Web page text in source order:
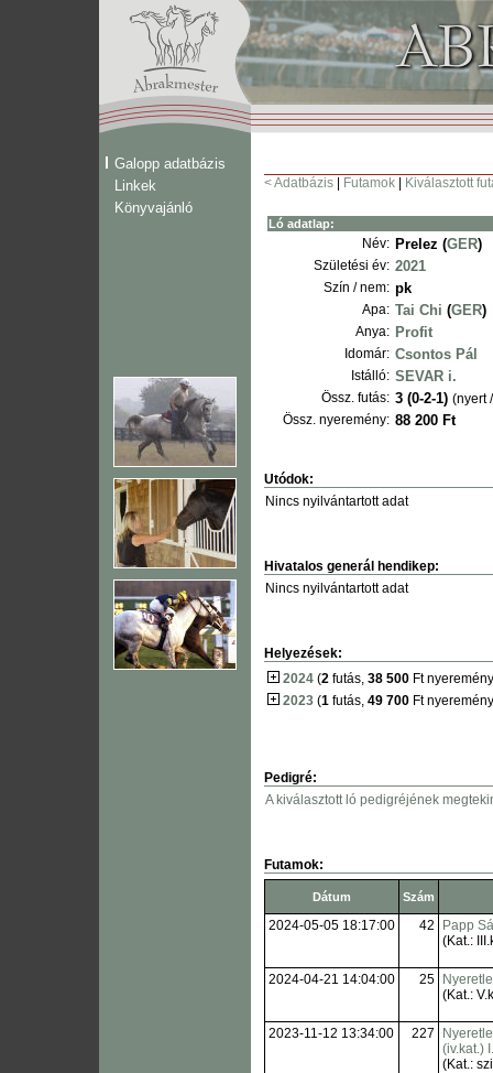
Galopp adatbázis
Linkek
Könyvajánló
< Adatbázis Futamok Kiválasztott
Ló adatlap:
Név: Prelez (GER)
Születési év: 2021
Szín / nem: pk
Apa: Tai Chi (GER)
Anya: Profit
Idomár: Csontos Pál
Istálló: SEVAR i.
Össz. futás: 3 (0-2-1) (nyert
Össz. nyeremény: 88 200 Ft
Utódok:
Nincs nyilvántartott adat
Hivatalos generál hendikep:
Nincs nyilvántartott adat
Helyezések:
2024 (2 futás, 38 500 Ft
2023 (1 futás, 49 700 Ft
Pedigré:
A kiválasztott ló pedigréjének
Futamok:
Dátum Szám
2024-05-05 18:17:00 42
Papp
(Kat.:
2024-04-21 14:04:00 25
(Kat.:
2023-11-12 13:34:00 227
(iv.kat.)
(Kat.: